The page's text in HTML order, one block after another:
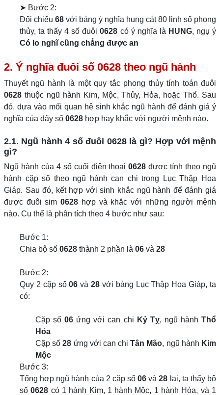
➤ Bước 2:
Đối chiếu 68 với bảng ý nghĩa hung cát 80 linh số phong
thủy, ta thấy 4 số đuôi0628 có ý nghĩa là HUNG, ngụ ý
Có lo nghĩ cũng chẳng được an
2. Ý nghĩa đuôi số 0628 theo ngũ hành
Thuyết ngũ hành là một quy tắc phong thủy tính toán đuôi
0628 thuộc ngũ hành Kim, Mộc, Thủy, Hỏa, hoặc Thổ. Sau
đó, dựa vào mối quan hệ sinh khắc ngũ hành để đánh giá ý
nghĩa của dãy số 0628 hợp hay khắc với người mệnh nào.
2.1. Ngũ hành 4 số đuôi 0628 là gì? Hợp với mệnh
gì?
Ngũ hành của 4 số cuối điện thoại0628 được tính theo ngũ
hành cặp số theo ngũ hành can chi trong Lục Thập Hoa
Giáp. Sau đó, kết hợp với sinh khắc ngũ hành để đánh giá
được đuôi sim0628 hợp và khắc với những người mệnh
nào. Cụ thể là phân tích theo 4 bước như sau:
Bước 1:
Chia bộ số 0628 thành 2 phần là 06 và 28
Bước 2:
Quy 2 cặp số06 và28 với bảng Lục Thập Hoa Giáp, ta
có:
Cặp số06 ứng với can chi Kỷ Tỵ, ngũ hànhThổ
Hỏa
Cặp số28 ứng với can chiTân Mão, ngũ hành Kim
Mộc
Bước 3:
Tổng hợp ngũ hành của 2 cặp số06 và28 lại, ta thấy bộ
số0628 có 1 hành Kim, 1 hành Mộc, 1 hành Hỏa, và 1